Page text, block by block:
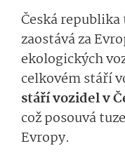
Česká
zaostává za
ekologických
celkovém stáří
stáří vozidel v
což posouvá
Evropy.